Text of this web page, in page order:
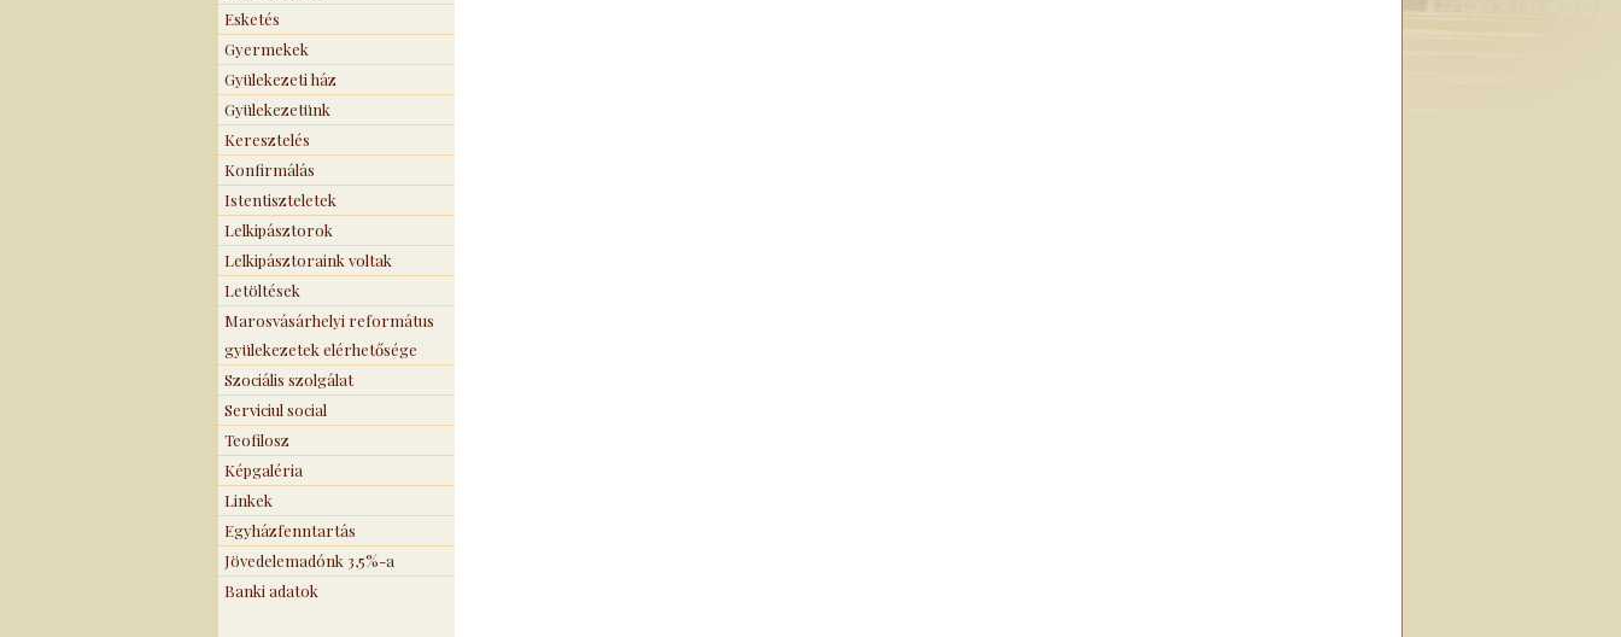
Esketés
Gyermekek
Gyülekezeti ház
Gyülekezetünk
Keresztelés
Konfirmálás
Istentiszteletek
Lelkipásztorok
Lelkipásztoraink voltak
Letöltések
Marosvásárhelyi református
gyülekezetek elérhetősége
Szociális szolgálat
Serviciul social
Teofilosz
Képgaléria
Linkek
Egyházfenntartás
Jövedelemadónk 3,5%-a
Banki adatok